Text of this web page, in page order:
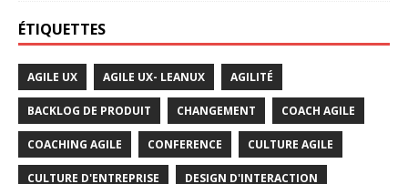
ÉTIQUETTES
AGILE UX AGILE UX- LEANUX AGILITÉ
BACKLOG DE PRODUIT CHANGEMENT COACH AGILE
COACHING AGILE CONFERENCE CULTURE AGILE
CULTURE D'ENTREPRISE DESIGN D'INTERACTION